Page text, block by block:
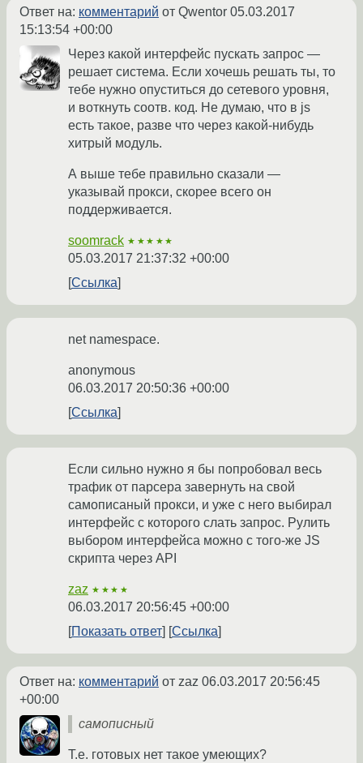
Ответ на: комментарий от Qwentor 05.03.2017
15:13:54 +00:00
Через какой интерфейс пускать запрос —
решает система. Если хочешь решать ты, то
тебе нужно опуститься до сетевого уровня,
и воткнуть соотв. код. Не думаю, что в js
есть такое, разве что через какой-нибудь
хитрый модуль.
А выше тебе правильно сказали —
указывай прокси, скорее всего он
поддерживается.
soomrack ★★★★★
05.03.2017 21:37:32 +00:00
Ссылка
net namespace.
anonymous
06.03.2017 20:50:36 +00:00
Ссылка
Если сильно нужно я бы попробовал весь
трафик от парсера завернуть на свой
самописаный прокси, и уже с него выбирал
интерфейс с которого слать запрос. Рулить
выбором интерфейса можно с того-же JS
скрипта через API
zaz ★★★★
06.03.2017 20:56:45 +00:00
Показать ответ
Ссылка
Ответ на: комментарий от zaz 06.03.2017 20:56:45
+00:00
самописный
Т.е. готовых нет такое умеющих?